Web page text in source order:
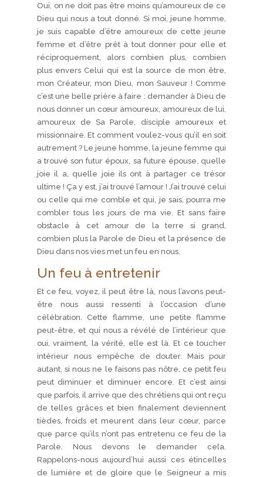
Oui, on ne doit pas être moins qu’amoureux de ce
Dieu qui nous a tout donné. Si moi, jeune homme,
je suis capable d’être amoureux de cette jeune
femme et d’être prêt à tout donner pour elle et
réciproquement, alors combien plus, combien
plus envers Celui qui est la source de mon être,
mon Créateur, mon Dieu, mon Sauveur ! Comme
c’est une belle prière à faire : demander à Dieu de
nous donner un cœur amoureux, amoureux de lui,
amoureux de Sa Parole, disciple amoureux et
missionnaire. Et comment voulez-vous qu’il en soit
autrement ? Le jeune homme, la jeune femme qui
a trouvé son futur époux, sa future épouse, quelle
joie il a, quelle joie ils ont à partager ce trésor
ultime ! Ça y est, j’ai trouvé l’amour ! J’ai trouvé celui
ou celle qui me comble et qui, je sais, pourra me
combler tous les jours de ma vie. Et sans faire
obstacle à cet amour de la terre si grand,
combien plus la Parole de Dieu et la présence de
Dieu dans nos vies met un feu en nous.
Un feu à entretenir
Et ce feu, voyez, il peut être là, nous l’avons peut-
être nous aussi ressenti à l’occasion d’une
célébration. Cette flamme, une petite flamme
peut-être, et qui nous a révélé de l’intérieur que
oui, vraiment, la vérité, elle est là. Et ce toucher
intérieur nous empêche de douter. Mais pour
autant, si nous ne le faisons pas nôtre, ce petit feu
peut diminuer et diminuer encore. Et c’est ainsi
que parfois, il arrive que des chrétiens qui ont reçu
de telles grâces et bien finalement deviennent
tièdes, froids et meurent dans leur cœur, parce
que parce qu’ils n’ont pas entretenu ce feu de la
Parole. Nous devons le demander cela.
Rappelons-nous aujourd’hui aussi ces étincelles
de lumière et de gloire que le Seigneur a mis